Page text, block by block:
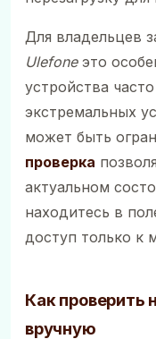
Для владельцев
Ulefoneэто
устройства
экстремальных
может быть
проверка
актуальном
находитесь в
доступ только к
Как проверить
вручную